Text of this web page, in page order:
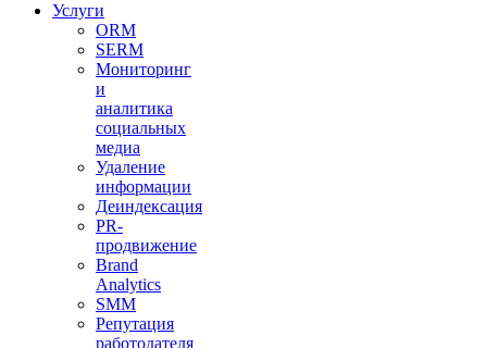
Услуги
ORM
SERM
Мониторинг
и
аналитика
социальных
медиа
Удаление
информации
Деиндексация
PR-
продвижение
Brand
Analytics
SMM
Репутация
работодателя